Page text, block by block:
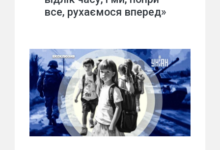
все, рухаємося вперед»